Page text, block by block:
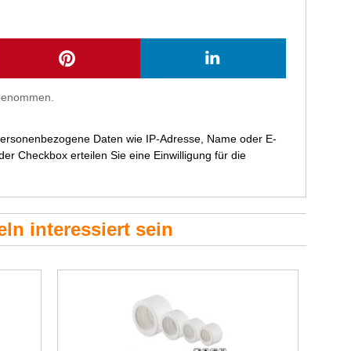
Daten wie IP-Adresse, Name oder E-
Checkbox erteilen Sie eine Einwilligung für die
interessiert sein